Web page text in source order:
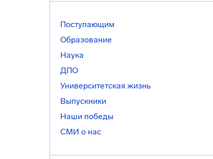
Поступающим
Образование
Наука
ДПО
Университетская жизнь
Выпускники
Наши победы
СМИ о нас